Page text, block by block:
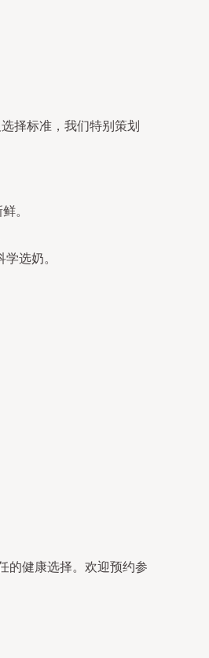
择标准，我们特别策划
。
选奶。
的健康选择。欢迎预约参